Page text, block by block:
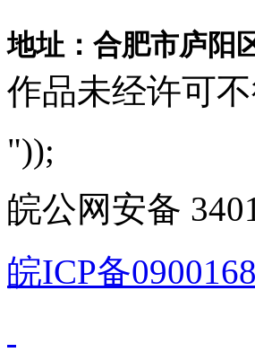
地址：合肥市庐阳
作品未经许可
"));
皖公网安备
皖ICP备